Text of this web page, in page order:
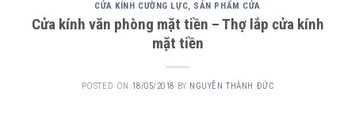
CỬA KÍNH CƯỜNG LỰC, SẢN PHẨM CỬA
Cửa kính văn phòng mặt tiền – Thợ lắp cửa kính
mặt tiền
POSTED ON 18/05/2018 BY NGUYỄN THÀNH ĐỨC